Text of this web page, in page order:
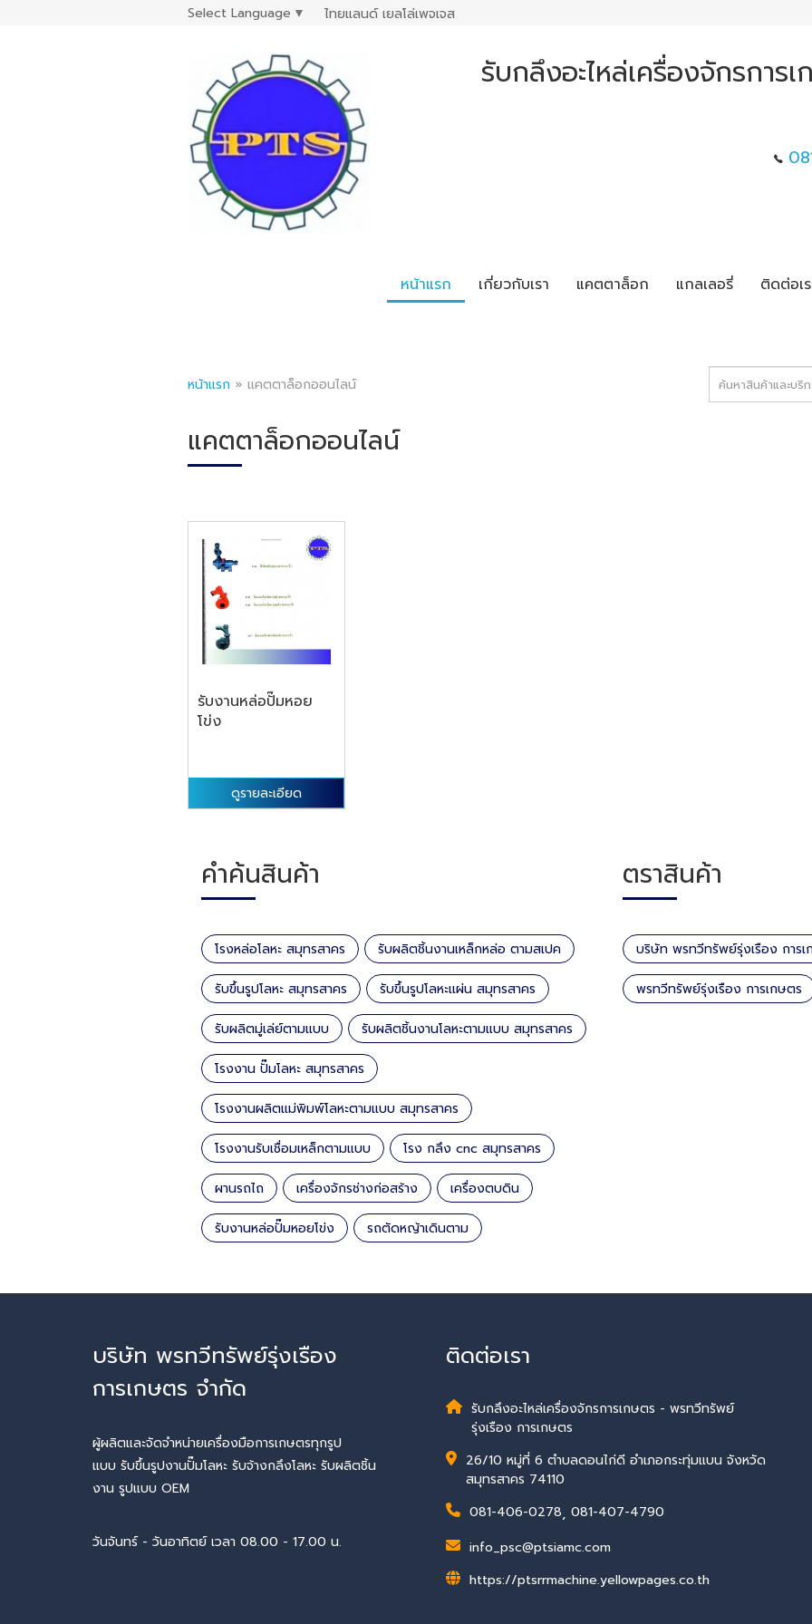
Select Language ▼ ไทยแลนด์ เยลโล่เพจเจส
รับกลึงอะไหล่เครื่องจักรกา
หน้าแรก เกี่ยวกับเรา แคตตาล็อก แกลเลอรี่ ติดต่อเ
หน้าแรก » แคตตาล็อกออนไลน์
แคตตาล็อกออนไลน์
รับงานหล่อปั๊มหอย
โข่ง
ดูรายละเอียด
คำค้นสินค้า
โรงหล่อโลหะ สมุทรสาคร รับผลิตชิ้นงานเหล็กหล่อ ตามสเปค
รับขึ้นรูปโลหะ สมุทรสาคร รับขึ้นรูปโลหะแผ่น สมุทรสาคร
รับผลิตมู่เล่ย์ตามแบบ รับผลิตชิ้นงานโลหะตามแบบ สมุทรสาคร
โรงงาน ปั๊มโลหะ สมุทรสาคร
โรงงานผลิตแม่พิมพ์โลหะตามแบบ สมุทรสาคร
โรงงานรับเชื่อมเหล็กตามแบบ โรง กลึง cnc สมุทรสาคร
ผานรถไถ เครื่องจักรช่างก่อสร้าง เครื่องตบดิน
รับงานหล่อปั๊มหอยโข่ง รถตัดหญ้าเดินตาม
ตราสินค้า
บริษัท พรทวีทรัพย์รุ่งเรือง การ
พรทวีทรัพย์รุ่งเรือง การเกษตร
บริษัท พรทวีทรัพย์รุ่งเรือง
การเกษตร จำกัด
ผู้ผลิตและจัดจำหน่ายเครื่องมือการเกษตรทุกรูป
แบบ รับขึ้นรูปงานปั๊มโลหะ รับจ้างกลึงโลหะ รับผลิตชิ้น
งาน รูปแบบ OEM
วันจันทร์ - วันอาทิตย์ เวลา 08.00 - 17.00 น.
ติดต่อเรา
รับกลึงอะไหล่เครื่องจักรการเกษตร - พรทวีทรัพย์
รุ่งเรือง การเกษตร
26/10 หมู่ที่ 6 ตำบลดอนไก่ดี อำเภอกระทุ่มแบน จังหวัด
สมุทรสาคร 74110
081-406-0278, 081-407-4790
info_psc@ptsiamc.com
https://ptsrrmachine.yellowpages.co.th